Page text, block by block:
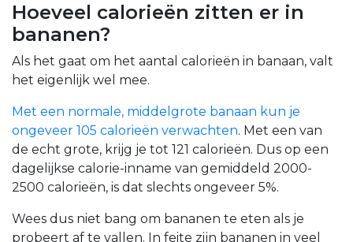
Hoeveel calorieën zitten er in
bananen?
Als het gaat om het aantal calorieën in banaan, valt
het eigenlijk wel mee.
Met een normale, middelgrote banaan kun je
ongeveer 105 calorieën verwachten. Met een van
de echt grote, krijg je tot 121 calorieën. Dus op een
dagelijkse calorie-inname van gemiddeld 2000-
2500 calorieën, is dat slechts ongeveer 5%.
Wees dus niet bang om bananen te eten als je
probeert af te vallen. In feite zijn bananen in veel